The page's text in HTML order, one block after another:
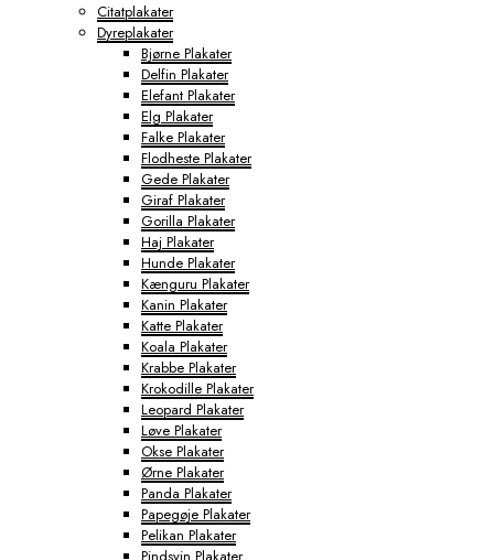
Citatplakater
Dyreplakater
Bjørne Plakater
Delfin Plakater
Elefant Plakater
Elg Plakater
Falke Plakater
Flodheste Plakater
Gede Plakater
Giraf Plakater
Gorilla Plakater
Haj Plakater
Hunde Plakater
Kænguru Plakater
Kanin Plakater
Katte Plakater
Koala Plakater
Krabbe Plakater
Krokodille Plakater
Leopard Plakater
Løve Plakater
Okse Plakater
Ørne Plakater
Panda Plakater
Papegøje Plakater
Pelikan Plakater